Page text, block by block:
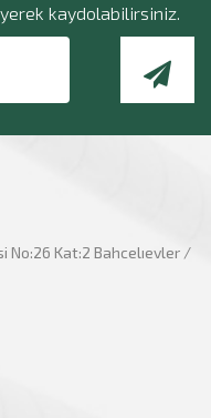
kaydolabilirsiniz.
Kat:2 Bahcelıevler /